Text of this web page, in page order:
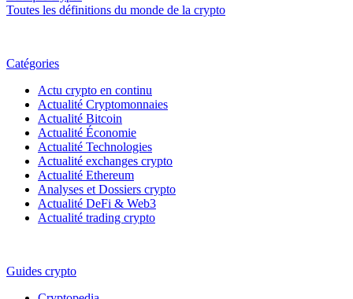
Toutes les définitions du monde de la crypto
Catégories
Actu crypto en continu
Actualité Cryptomonnaies
Actualité Bitcoin
Actualité Économie
Actualité Technologies
Actualité exchanges crypto
Actualité Ethereum
Analyses et Dossiers crypto
Actualité DeFi & Web3
Actualité trading crypto
Guides crypto